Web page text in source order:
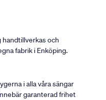
handtillverkas och
fabrik i Enköping.
i alla våra sängar
garanterad frihet